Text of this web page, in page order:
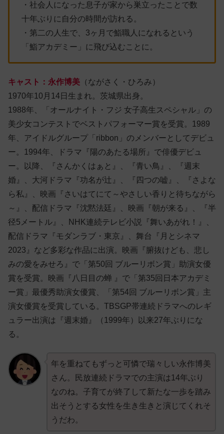
・社会人になった息子が家から巣立ったことで数
十年ぶりに自分の時間が訪れる。
・第二の人生で、3ヶ月で鮨職人になれるという
「鮨アカデミー」に飛び込むことに。
キャスト：永作博美 （ながさく・ひろみ）
1970年10月14日生まれ。茨城県出身。
1988年、「オールナイト・フジ 女子高生スペシャル」の
美少女コンテストでベストパフォーマー賞を受賞。1989
年、アイドルグループ「ribbon」のメンバーとしてデビュ
ー。1994年、ドラマ『陽のあたる場所』で俳優デビュ
ー。以降、『さんかくはぁと』、『青い鳥』、『週末
婚』、大河ドラマ『功名が辻』、『四つの嘘』、『さよな
ら私』、映画『さいはてにて～やさしい香りと待ちながら
～』、配信ドラマ『沈黙法廷』、映画『朝が来る』、『半
径5メートル』、NHK連続テレビ小説『舞いあがれ！』、
配信ドラマ『モダンラブ・東京』、舞台『月とシネマ
2023』など多彩な作品に出演。映画『腑抜けども、悲し
みの愛をみせろ』で「第50回 ブルーリボン賞」助演女優
賞を受賞。映画『八日目の蝉 』で「第35回日本アカデミ
ー賞」最優秀助演女優賞、「第54回 ブルーリボン賞」主
演女優賞を受賞している。TBSGP帯連続ドラマへのレギ
ュラー出演は『週末婚』（1999年）以来27年ぶりにな
る。
年を重ねてもずっと可憐で瑞々しい永作博美
さん。民放連続ドラマでの主演は14年ぶり
なのね。子育てが終了して新たな一歩を踏み
出そうとする女性を生き生きと演じてくれそ
うだわ。